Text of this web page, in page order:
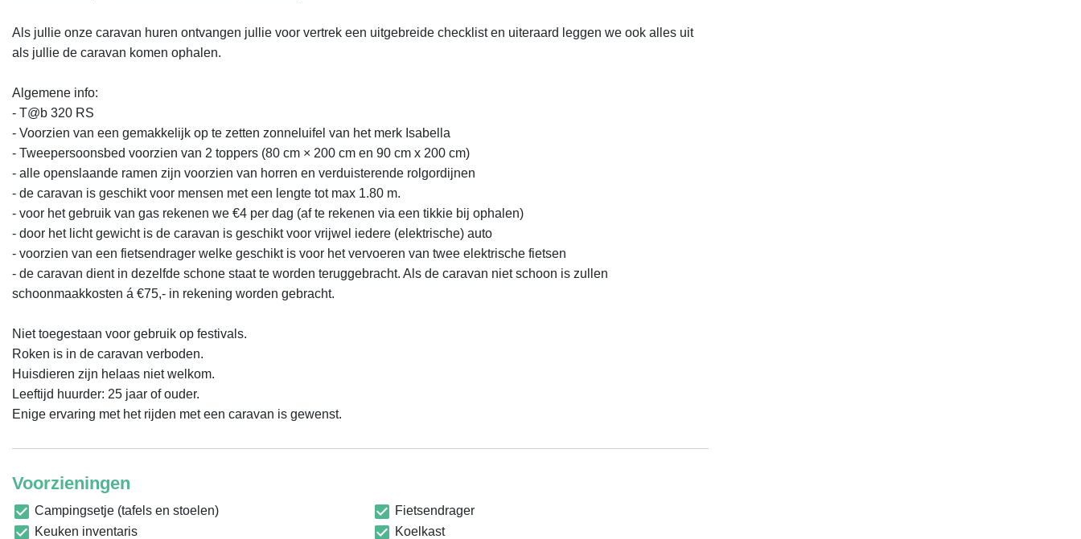
Als jullie onze caravan huren ontvangen jullie voor vertrek een uitgebreide checklist en uiteraard leggen we ook alles uit
als jullie de caravan komen ophalen.
Algemene info:
- T@b 320 RS
- Voorzien van een gemakkelijk op te zetten zonneluifel van het merk Isabella
- Tweepersoonsbed voorzien van 2 toppers (80 cm × 200 cm en 90 cm x 200 cm)
- alle openslaande ramen zijn voorzien van horren en verduisterende rolgordijnen
- de caravan is geschikt voor mensen met een lengte tot max 1.80 m.
- voor het gebruik van gas rekenen we €4 per dag (af te rekenen via een tikkie bij ophalen)
- door het licht gewicht is de caravan is geschikt voor vrijwel iedere (elektrische) auto
- voorzien van een fietsendrager welke geschikt is voor het vervoeren van twee elektrische fietsen
- de caravan dient in dezelfde schone staat te worden teruggebracht. Als de caravan niet schoon is zullen
schoonmaakkosten á €75,- in rekening worden gebracht.
Niet toegestaan voor gebruik op festivals.
Roken is in de caravan verboden.
Huisdieren zijn helaas niet welkom.
Leeftijd huurder: 25 jaar of ouder.
Enige ervaring met het rijden met een caravan is gewenst.
Voorzieningen
Campingsetje (tafels en stoelen)
Fietsendrager
Keuken inventaris
Koelkast